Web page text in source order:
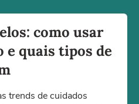
como usar
e quais tipos de
trends de cuidados